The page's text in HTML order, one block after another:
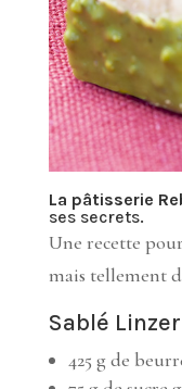
La pâtisserie
ses secrets.
Une recette
mais tellement
Sablé
425 g de